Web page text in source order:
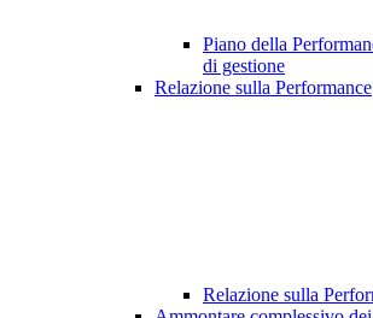
Piano della
di gestione
Relazione sulla Performance
Relazione sulla